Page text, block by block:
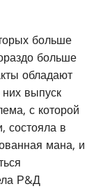
больше
больше
обладают
выпуск
с которой
состояла в
мана, и
Р&Д